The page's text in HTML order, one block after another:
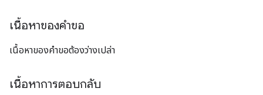
เนื้อหาของคำขอ
เนื้อหาของคำขอต้องว่างเปล่า
เนื้อหาการตอบกลับ